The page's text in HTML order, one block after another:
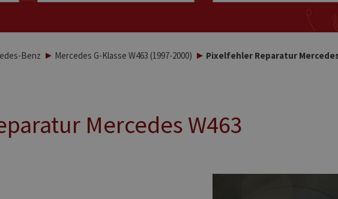
Benz Mercedes G-Klasse W463 (1997-2000) Pixelfehler Reparatur
Mercedes W463